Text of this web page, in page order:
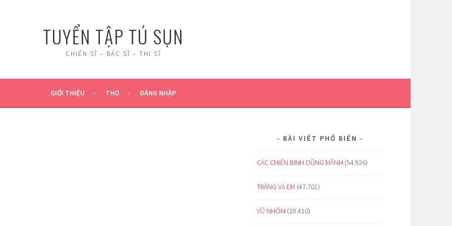
TUYỂN TẬP TÚ SỤN
CHIẾN SĨ – BÁC SĨ – THI SĨ
GIỚI THIỆU THƠ ĐĂNG NHẬP
BÀI VIẾT PHỔ BIẾN
CÁC CHIẾN BINH DŨNG MÃNH (54.926)
TRĂNG VÀ EM (47.701)
VŨ NHÔM (18.410)